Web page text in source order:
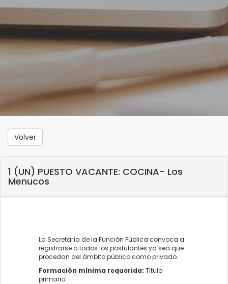
Volver
1 (UN) PUESTO VACANTE: COCINA- Los
Menucos
La Secretaría de la Función Pública convoca a
registrarse a todos los postulantes ya sea que
procedan del ámbito público como privado.
Formación mínima requerida: Titulo
primario.